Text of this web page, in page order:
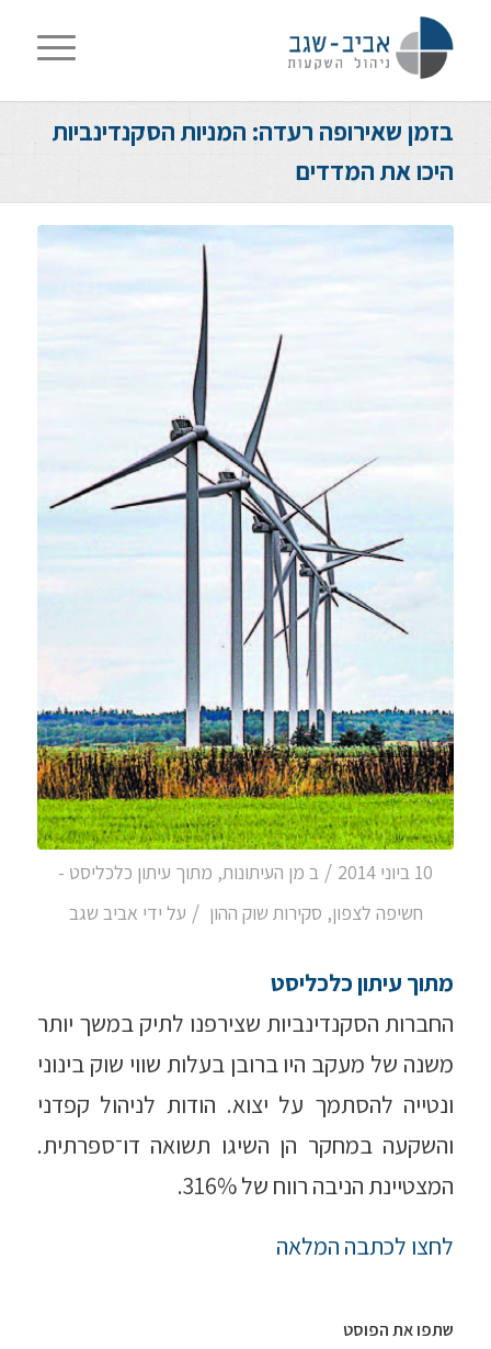
בזמן שאירופה רעדה: המניות הסקנדינביות
היכו את המדדים
10 ביוני 2014 / ב מן העיתונות, מתוך עיתון כלכליסט -
חשיפה לצפון, סקירות שוק ההון / על ידי אביב שגב
מתוך עיתון כלכליסט
החברות הסקנדינביות שצירפנו לתיק במשך יותר
משנה של מעקב היו ברובן בעלות שווי שוק בינוני
ונטייה להסתמך על יצוא. הודות לניהול קפדני
והשקעה במחקר הן השיגו תשואה דו־ספרתית.
המצטיינת הניבה רווח של 316%.
לחצו לכתבה המלאה
שתפו את הפוסט